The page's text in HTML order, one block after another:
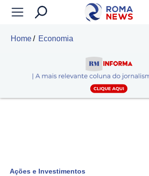
Home Economia
Ações e Investimentos